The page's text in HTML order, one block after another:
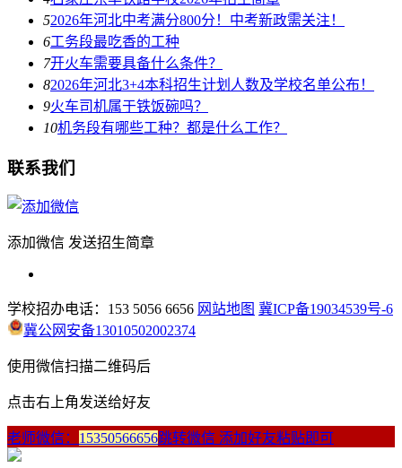
52026年河北中考满分800分！中考新政需关注！
6工务段最吃香的工种
7开火车需要具备什么条件？
82026年河北3+4本科招生计划人数及学校名单公布！
9火车司机属于铁饭碗吗？
10机务段有哪些工种？都是什么工作？
联系我们
添加微信 发送招生简章
学校招办电话：153 5056 6656 网站地图 冀ICP备19034539号-6
冀公网安备13010502002374
使用微信扫描二维码后
点击右上角发送给好友
老师微信： 15350566656跳转微信 添加好友粘贴即可